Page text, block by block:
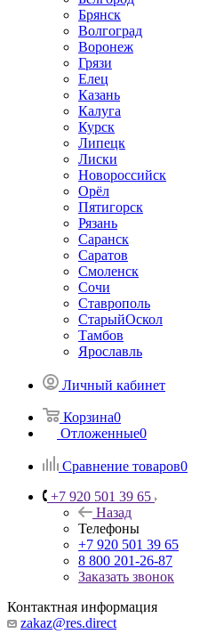
Брянск
Волгоград
Воронеж
Грязи
Елец
Казань
Калуга
Курск
Липецк
Лиски
Новороссийск
Орёл
Пятигорск
Рязань
Саранск
Саратов
Смоленск
Сочи
Ставрополь
СтарыйОскол
Тамбов
Ярославль
Личный кабинет
Корзина0
Отложенные0
Сравнение товаров0
+7 920 501 39 65
Назад
Телефоны
+7 920 501 39 65
8 800 201-26-87
Заказать звонок
Контактная информация
zakaz@res.direct